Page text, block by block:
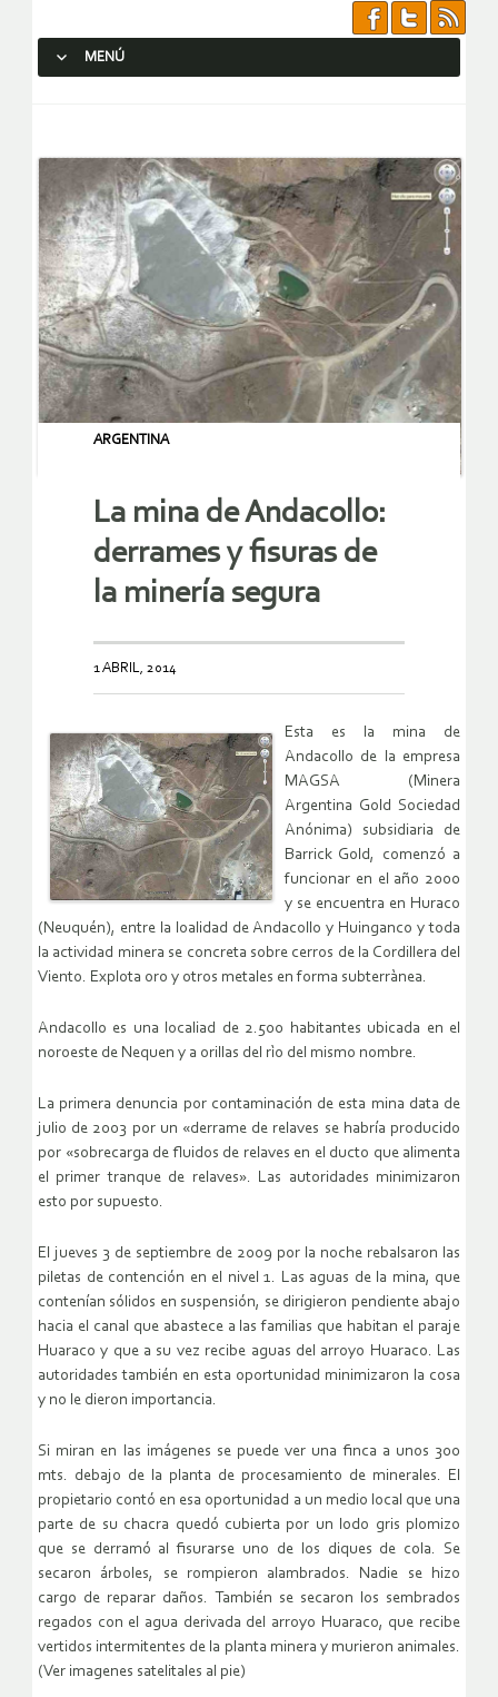
MENÚ
ARGENTINA
La mina de Andacollo:
derrames y fisuras de
la minería segura
1 ABRIL, 2014
Esta es la mina de
Andacollo de la empresa
MAGSA (Minera
Argentina Gold Sociedad
Anónima) subsidiaria de
Barrick Gold, comenzó a
funcionar en el año 2000
y se encuentra en Huraco
(Neuquén), entre la loalidad de Andacollo y Huinganco y toda
la actividad minera se concreta sobre cerros de la Cordillera del
Viento. Explota oro y otros metales en forma subterrànea.
Andacollo es una localiad de 2.500 habitantes ubicada en el
noroeste de Nequen y a orillas del rìo del mismo nombre.
La primera denuncia por contaminación de esta mina data de
julio de 2003 por un «derrame de relaves se habría producido
por «sobrecarga de fluidos de relaves en el ducto que alimenta
el primer tranque de relaves». Las autoridades minimizaron
esto por supuesto.
El jueves 3 de septiembre de 2009 por la noche rebalsaron las
piletas de contención en el nivel 1. Las aguas de la mina, que
contenían sólidos en suspensión, se dirigieron pendiente abajo
hacia el canal que abastece a las familias que habitan el paraje
Huaraco y que a su vez recibe aguas del arroyo Huaraco. Las
autoridades también en esta oportunidad minimizaron la cosa
y no le dieron importancia.
Si miran en las imágenes se puede ver una finca a unos 300
mts. debajo de la planta de procesamiento de minerales. El
propietario contó en esa oportunidad a un medio local que una
parte de su chacra quedó cubierta por un lodo gris plomizo
que se derramó al fisurarse uno de los diques de cola. Se
secaron árboles, se rompieron alambrados. Nadie se hizo
cargo de reparar daños. También se secaron los sembrados
regados con el agua derivada del arroyo Huaraco, que recibe
vertidos intermitentes de la planta minera y murieron animales.
(Ver imagenes satelitales al pie)